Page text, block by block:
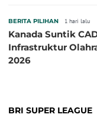
BERITA PILIHAN 1 hari lalu
Kanada Suntik
Infrastruktur
2026
BRI SUPER LEAGUE